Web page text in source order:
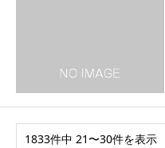
1833件中 21〜30件を表示